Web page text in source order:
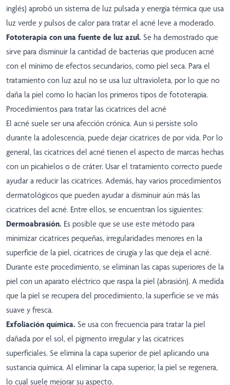
inglés) aprobó un sistema de luz pulsada y energía térmica que usa
luz verde y pulsos de calor para tratar el acné leve a moderado.
Fototerapia con una fuente de luz azul. Se ha demostrado que
sirve para disminuir la cantidad de bacterias que producen acné
con el mínimo de efectos secundarios, como piel seca. Para el
tratamiento con luz azul no se usa luz ultravioleta, por lo que no
daña la piel como lo hacían los primeros tipos de fototerapia.
Procedimientos para tratar las cicatrices del acné
El acné suele ser una afección crónica. Aun si persiste solo
durante la adolescencia, puede dejar cicatrices de por vida. Por lo
general, las cicatrices del acné tienen el aspecto de marcas hechas
con un picahielos o de cráter. Usar el tratamiento correcto puede
ayudar a reducir las cicatrices. Además, hay varios procedimientos
dermatológicos que pueden ayudar a disminuir aún más las
cicatrices del acné. Entre ellos, se encuentran los siguientes:
Dermoabrasión. Es posible que se use este método para
minimizar cicatrices pequeñas, irregularidades menores en la
superficie de la piel, cicatrices de cirugía y las que deja el acné.
Durante este procedimiento, se eliminan las capas superiores de la
piel con un aparato eléctrico que raspa la piel (abrasión). A medida
que la piel se recupera del procedimiento, la superficie se ve más
suave y fresca.
Exfoliación química. Se usa con frecuencia para tratar la piel
dañada por el sol, el pigmento irregular y las cicatrices
superficiales. Se elimina la capa superior de piel aplicando una
sustancia química. Al eliminar la capa superior, la piel se regenera,
lo cual suele mejorar su aspecto.